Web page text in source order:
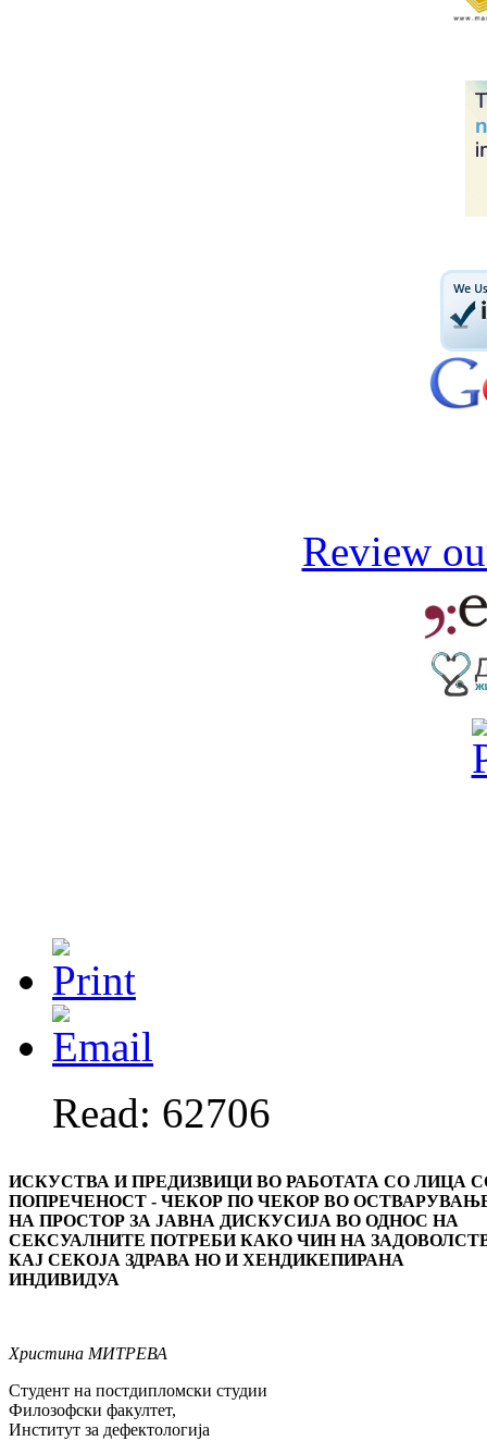
Review
Read: 62706
ИСКУСТВА И ПРЕДИЗВИЦИ ВО РАБОТАТА СО ЛИЦА
ПОПРЕЧЕНОСТ - ЧЕКОР ПО ЧЕКОР ВО
НА ПРОСТОР ЗА ЈАВНА ДИСКУСИЈА ВО ОДНОС НА
СЕКСУАЛНИТЕ ПОТРЕБИ КАКО ЧИН НА
КАЈ СЕКОЈА ЗДРАВА НО И ХЕНДИКEПИРАНА
ИНДИВИДУА
Христина МИТРЕВА
Студент на постдипломски студии
Филозофски факултет,
Институт за дефектологија